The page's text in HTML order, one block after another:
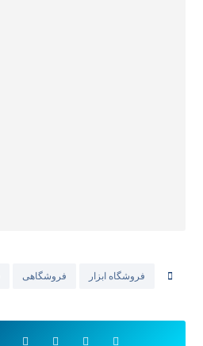
فروشگاه ابزار فروشگاهی